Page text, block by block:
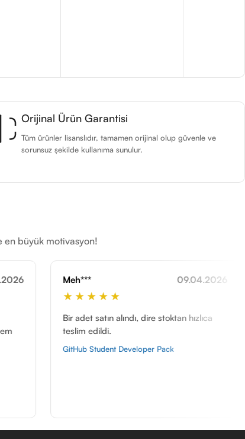
Orijinal Ürün Garantisi
Tüm ürünler lisanslıdır, tamamen orijinal olup güvenle ve
sorunsuz şekilde kullanıma sunulur.
en büyük motivasyon!
09.04.2026
alındı, dire stoktan hızlıca
Developer Pack
Tug***
2 adet windows 11
Windows 11 Pro OEM